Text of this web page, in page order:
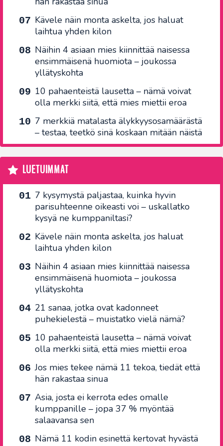
Kävele näin monta askelta, jos haluat
laihtua yhden kilon
Näihin 4 asiaan mies kiinnittää naisessa
ensimmäisenä huomiota – joukossa
yllätyskohta
10 pahaenteistä lausetta – nämä voivat
olla merkki siitä, että mies miettii eroa
7 merkkiä matalasta älykkyysosamäärästä
– testaa, teetkö sinä koskaan mitään näistä
LUETUIMMAT
7 kysymystä paljastaa, kuinka hyvin
parisuhteenne oikeasti voi – uskallatko
kysyä ne kumppaniltasi?
Kävele näin monta askelta, jos haluat
laihtua yhden kilon
Näihin 4 asiaan mies kiinnittää naisessa
ensimmäisenä huomiota – joukossa
yllätyskohta
21 sanaa, jotka ovat kadonneet
puhekielestä – muistatko vielä nämä?
10 pahaenteistä lausetta – nämä voivat
olla merkki siitä, että mies miettii eroa
Jos mies tekee nämä 11 tekoa, tiedät että
hän rakastaa sinua
Asia, josta ei kerrota edes omalle
kumppanille – jopa 37 % myöntää
salaavansa sen
Nämä 11 kodin esinettä kertovat hyvästä